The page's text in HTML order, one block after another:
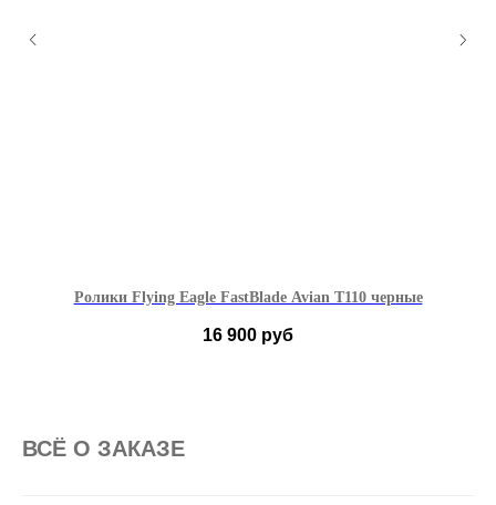
Ролики Flying Eagle FastBlade Avian T110 черные
16 900 руб
ВСË О ЗАКАЗЕ